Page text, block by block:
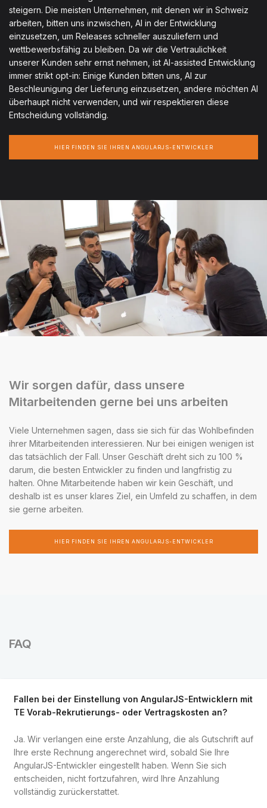
steigern. Die meisten Unternehmen, mit denen wir in Schweiz
arbeiten, bitten uns inzwischen, AI in der Entwicklung
einzusetzen, um Releases schneller auszuliefern und
wettbewerbsfähig zu bleiben. Da wir die Vertraulichkeit
unserer Kunden sehr ernst nehmen, ist AI-assisted Entwicklung
immer strikt opt-in: Einige Kunden bitten uns, AI zur
Beschleunigung der Lieferung einzusetzen, andere möchten AI
überhaupt nicht verwenden, und wir respektieren diese
Entscheidung vollständig.
HIER FINDEN SIE IHREN ANGULARJS-ENTWICKLER
Wir sorgen dafür, dass unsere
Mitarbeitenden gerne bei uns arbeiten
Viele Unternehmen sagen, dass sie sich für das Wohlbefinden
ihrer Mitarbeitenden interessieren. Nur bei einigen wenigen ist
das tatsächlich der Fall. Unser Geschäft dreht sich zu 100 %
darum, die besten Entwickler zu finden und langfristig zu
halten. Ohne Mitarbeitende haben wir kein Geschäft, und
deshalb ist es unser klares Ziel, ein Umfeld zu schaffen, in dem
sie gerne arbeiten.
HIER FINDEN SIE IHREN ANGULARJS-ENTWICKLER
FAQ
Fallen bei der Einstellung von AngularJS-Entwicklern mit
TE Vorab-Rekrutierungs- oder Vertragskosten an?
Ja. Wir verlangen eine erste Anzahlung, die als Gutschrift auf
Ihre erste Rechnung angerechnet wird, sobald Sie Ihre
AngularJS-Entwickler eingestellt haben. Wenn Sie sich
entscheiden, nicht fortzufahren, wird Ihre Anzahlung
vollständig zurückerstattet.